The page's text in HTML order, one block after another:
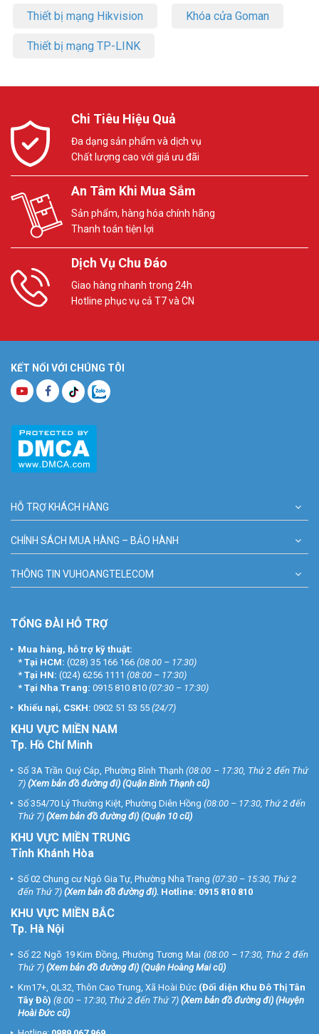
Thiết bị mạng Hikvision Khóa cửa Goman
Thiết bị mạng TP-LINK
Chi Tiêu Hiệu Quả
Đa dạng sản phẩm và dịch vụ
Chất lượng cao với giá ưu đãi
An Tâm Khi Mua Sắm
Sản phẩm, hàng hóa chính hãng
Thanh toán tiện lợi
Dịch Vụ Chu Đáo
Giao hàng nhanh trong 24h
Hotline phục vụ cả T7 và CN
KẾT NỐI VỚI CHÚNG TÔI
HỖ TRỢ KHÁCH HÀNG
CHÍNH SÁCH MUA HÀNG – BẢO HÀNH
THÔNG TIN VUHOANGTELECOM
TỔNG ĐÀI HỖ TRỢ
Mua hàng, hỗ trợ kỹ thuật:
* Tại HCM: (028) 35 166 166 (08:00 – 17:30)
* Tại HN: (024) 6256 1111 (08:00 – 17:30)
* Tại Nha Trang: 0915 810 810 (07:30 – 17:30)
Khiếu nại, CSKH: 0902 51 53 55 (24/7)
KHU VỰC MIỀN NAM
Tp. Hồ Chí Minh
Số 3A Trần Quý Cáp, Phường Bình Thạnh (08:00 – 17:30, Thứ 2 đến Thứ
7) (Xem bản đồ đường đi) (Quận Bình Thạnh cũ)
Số 354/70 Lý Thường Kiệt, Phường Diên Hồng (08:00 – 17:30, Thứ 2 đến
Thứ 7) (Xem bản đồ đường đi) (Quận 10 cũ)
KHU VỰC MIỀN TRUNG
Tỉnh Khánh Hòa
Số 02 Chung cư Ngô Gia Tự, Phường Nha Trang (07:30 – 15:30, Thứ 2
đến Thứ 7) (Xem bản đồ đường đi). Hotline: 0915 810 810
KHU VỰC MIỀN BẮC
Tp. Hà Nội
Số 22 Ngõ 19 Kim Đồng, Phường Tương Mai (08:00 – 17:30, Thứ 2 đến
Thứ 7) (Xem bản đồ đường đi) (Quận Hoàng Mai cũ)
Km17+, QL32, Thôn Cao Trung, Xã Hoài Đức (Đối diện Khu Đô Thị Tân
Tây Đô) (8:00 – 17:30, Thứ 2 đến Thứ 7) (Xem bản đồ đường đi) (Huyện
Hoài Đức cũ)